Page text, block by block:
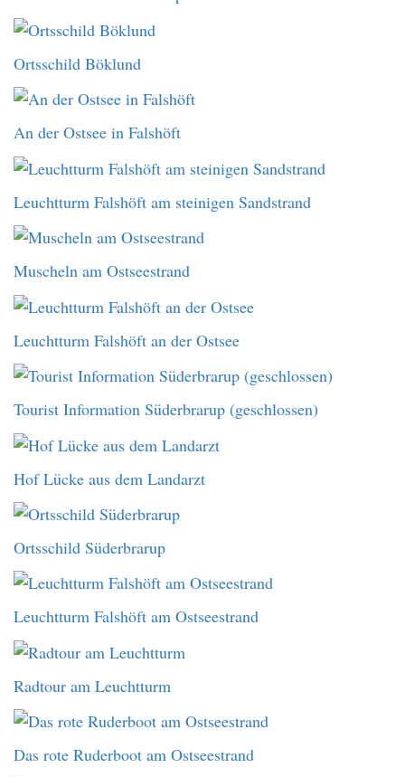
Ortsschild Böklund
An der Ostsee in Falshöft
Leuchtturm Falshöft am steinigen Sandstrand
Muscheln am Ostseestrand
Leuchtturm Falshöft an der Ostsee
Tourist Information Süderbrarup (geschlossen)
Hof Lücke aus dem Landarzt
Ortsschild Süderbrarup
Leuchtturm Falshöft am Ostseestrand
Radtour am Leuchtturm
Das rote Ruderboot am Ostseestrand